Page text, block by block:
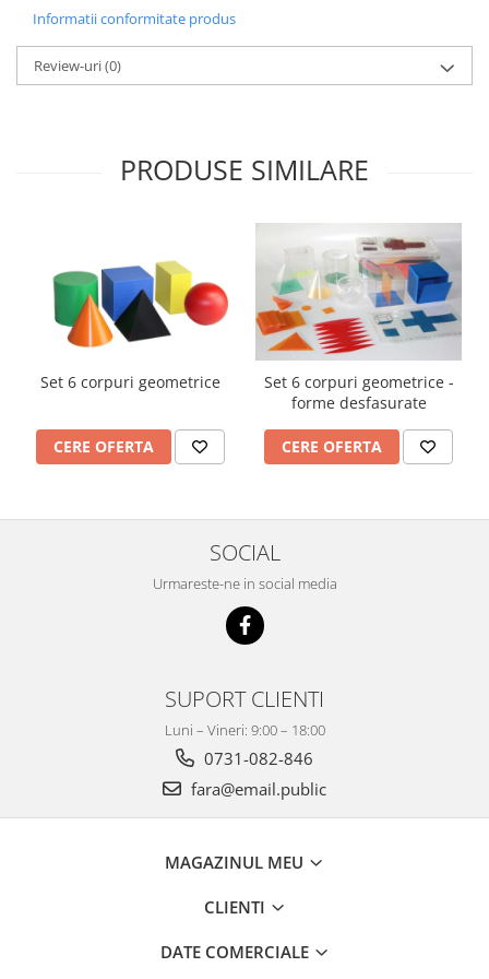
Accesorii
Table magnetice din sticla
Informatii conformitate produs
Review-uri(0)
PRODUSE SIMILARE
Set 6 corpuri geometrice
CERE OFERTA
Set 6 corpuri geometrice -
forme desfasurate
CERE OFERTA
SOCIAL
Urmareste-ne in social media
SUPORT CLIENTI
Luni – Vineri: 9:00 – 18:00
0731-082-846
fara@email.public
MAGAZINUL MEU
CLIENTI
DATE COMERCIALE